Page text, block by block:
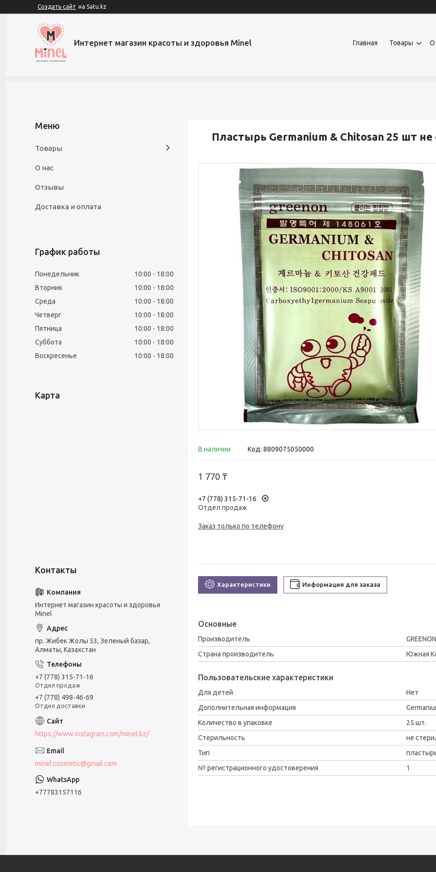
Создать сайт на Satu.kz
Интернет магазин красоты и здоровья Minel Главная Товары О
Пластырь Germanium & Chitosan 25 шт
В наличии Код: 8809075050000
1 770 ₸
+7 (778) 315-71-16
Отдел продаж
Заказ только по телефону
Характеристики Информация для заказа
Основные
Производитель
GREENON
Страна производитель
Южная
Пользовательские характеристики
Для детей
Нет
Дополнительная информация
Количество в упаковке
25 шт.
Стерильность
не
Тип
№ регистрационного удостоверения
1
Товары
О нас
Отзывы
Доставка и оплата
График работы
Понедельник 10:00
18:00
Вторник
10:00
18:00
Среда
10:00
18:00
Четверг
10:00
18:00
Пятница
10:00
18:00
Суббота
10:00
18:00
Воскресенье
10:00 18:00
Карта
Интернет магазин красоты и здоровья
Minel
пр. Жибек Жолы 53, Зеленый базар,
Алматы, Казахстан
+7 (778) 315-71-16
Отдел продаж
+7 (778) 498-46-69
Отдел доставки
https://www.instagram.com/minel.kz/
minel.cosmetic@gmail.com
+77783157116